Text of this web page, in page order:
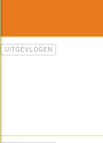
UITGEVLOGEN